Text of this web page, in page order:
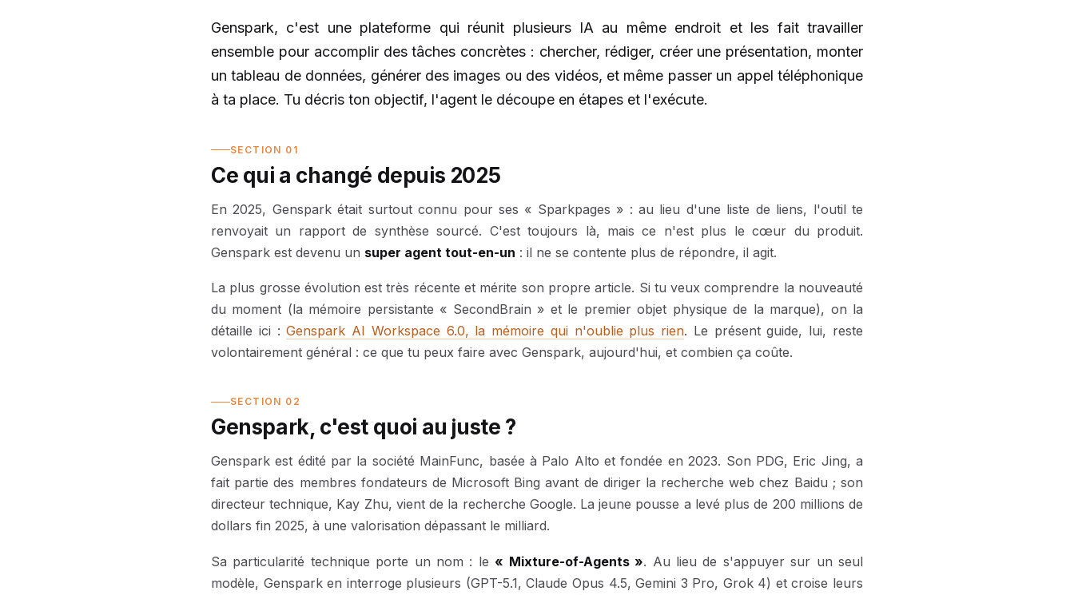
Genspark, c'est une plateforme qui réunit plusieurs IA au même endroit et les fait travailler
ensemble pour accomplir des tâches concrètes : chercher, rédiger, créer une présentation, monter
un tableau de données, générer des images ou des vidéos, et même passer un appel téléphonique
à ta place. Tu décris ton objectif, l'agent le découpe en étapes et l'exécute.
SECTION 01
Ce qui a changé depuis 2025
En 2025, Genspark était surtout connu pour ses « Sparkpages » : au lieu d'une liste de liens, l'outil te
renvoyait un rapport de synthèse sourcé. C'est toujours là, mais ce n'est plus le cœur du produit.
Genspark est devenu un super agent tout-en-un : il ne se contente plus de répondre, il agit.
La plus grosse évolution est très récente et mérite son propre article. Si tu veux comprendre la nouveauté
du moment (la mémoire persistante « SecondBrain » et le premier objet physique de la marque), on la
détaille ici :Genspark AI Workspace 6.0, la mémoire qui n'oublie plus rien. Le présent guide, lui, reste
volontairement général : ce que tu peux faire avec Genspark, aujourd'hui, et combien ça coûte.
SECTION 02
Genspark, c'est quoi au juste ?
Genspark est édité par la société MainFunc, basée à Palo Alto et fondée en 2023. Son PDG, Eric Jing, a
fait partie des membres fondateurs de Microsoft Bing avant de diriger la recherche web chez Baidu ; son
directeur technique, Kay Zhu, vient de la recherche Google. La jeune pousse a levé plus de 200 millions de
dollars fin 2025, à une valorisation dépassant le milliard.
Sa particularité technique porte un nom : le « Mixture-of-Agents ». Au lieu de s'appuyer sur un seul
modèle, Genspark en interroge plusieurs (GPT-5.1, Claude Opus 4.5, Gemini 3 Pro, Grok 4) et croise leurs